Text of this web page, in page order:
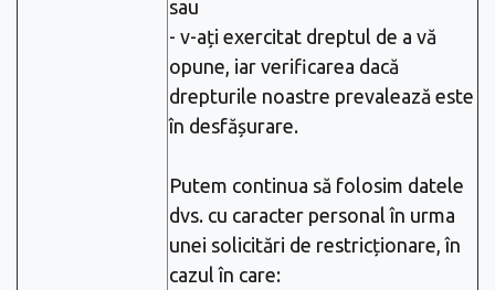
sau
- v-ați exercitat dreptul de a vă
opune, iar verificarea dacă
drepturile noastre prevalează este
în desfășurare.
Putem continua să folosim datele
dvs. cu caracter personal în urma
unei solicitări de restricționare, în
cazul în care: